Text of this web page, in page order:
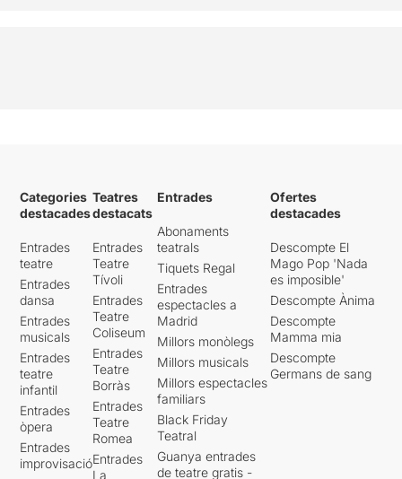
Categories
destacades
Entrades
teatre
Entrades
dansa
Entrades
musicals
Entrades
teatre
infantil
Entrades
òpera
Entrades
improvisació
Teatres
destacats
Entrades
Teatre
Tívoli
Entrades
Teatre
Coliseum
Entrades
Teatre
Borràs
Entrades
Teatre
Romea
Entrades
La
Entrades
Abonaments
teatrals
Tiquets Regal
Entrades
espectacles a
Madrid
Millors monòlegs
Millors musicals
Millors espectacles
familiars
Black Friday
Teatral
Guanya entrades
de teatre gratis -
Ofertes
destacades
Descompte El
Mago Pop 'Nada
es imposible'
Descompte Ànima
Descompte
Mamma mia
Descompte
Germans de sang